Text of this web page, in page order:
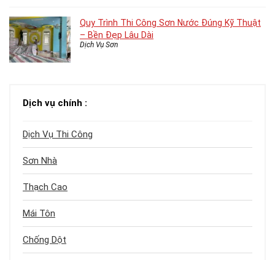
Quy Trình Thi Công Sơn Nước Đúng Kỹ Thuật
– Bền Đẹp Lâu Dài
Dịch Vụ Sơn
Dịch vụ chính :
Dịch Vụ Thi Công
Sơn Nhà
Thạch Cao
Mái Tôn
Chống Dột